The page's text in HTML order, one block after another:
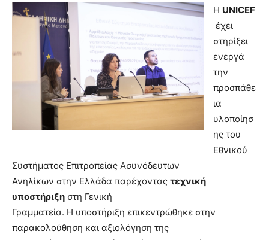
Η UNICEF
έχει
στηρίξει
ενεργά
την
προσπάθε
ια
υλοποίησ
ης του
Εθνικού
Συστήματος Επιτροπείας Ασυνόδευτων
Ανηλίκων στην Ελλάδα παρέχοντας τεχνική
υποστήριξη στη Γενική
Γραμματεία. Η υποστήριξη επικεντρώθηκε στην
παρακολούθηση και αξιολόγηση της